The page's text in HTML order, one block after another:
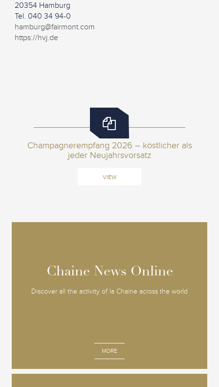
20354 Hamburg
Tel. 040 34 94-0
hamburg@fairmont.com
https://hvj.de
Champagnerempfang 2026 – köstlicher als
jeder Neujahrsvorsatz
VIEW
Chaine News Online
Discover all the activity of la Chaine across the world
MORE
Chaine News Online